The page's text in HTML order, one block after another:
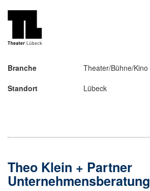
Branche
Theater/Bühne/Kino
Standort
Lübeck
Theo Klein + Partner
Unternehmensberatung